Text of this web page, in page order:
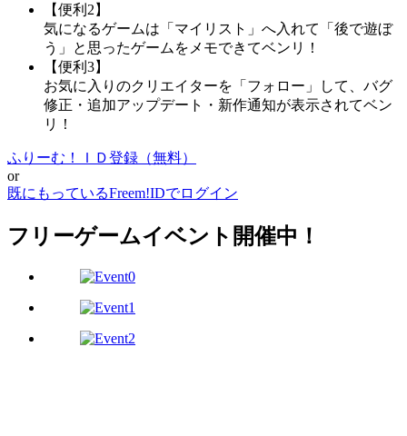
【便利2】
気になるゲームは「マイリスト」へ入れて「後で遊ぼ
う」と思ったゲームをメモできてベンリ！
【便利3】
お気に入りのクリエイターを「フォロー」して、バグ
修正・追加アップデート・新作通知が表示されてベン
リ！
ふりーむ！ＩＤ登録（無料）
or
既にもっているFreem!IDでログイン
フリーゲームイベント開催中！